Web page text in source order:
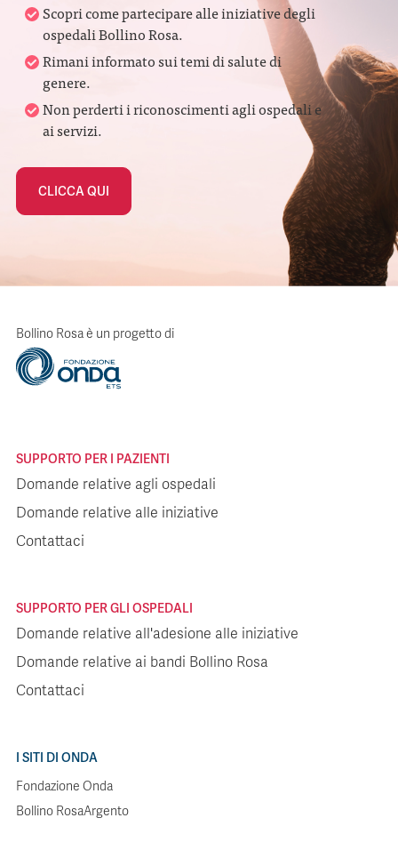
Scopri come partecipare alle iniziative degli
ospedali Bollino Rosa.
Rimani informato sui temi di salute di
genere.
Non perderti i riconoscimenti agli ospedali e
ai servizi.
CLICCA QUI
Bollino Rosa è un progetto di
SUPPORTO PER I PAZIENTI
Domande relative agli ospedali
Domande relative alle iniziative
Contattaci
SUPPORTO PER GLI OSPEDALI
Domande relative all'adesione alle iniziative
Domande relative ai bandi Bollino Rosa
Contattaci
I SITI DI ONDA
Fondazione Onda
Bollino RosaArgento